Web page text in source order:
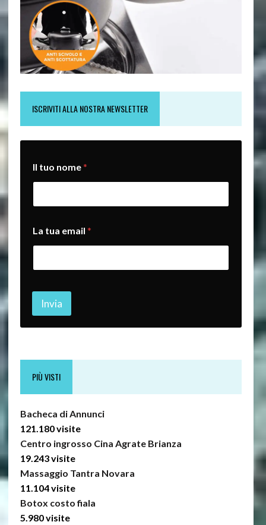
ISCRIVITI ALLA NOSTRA NEWSLETTER
o
m
I
*
Il tuo nome*
La tua email *
Invia
PIÙ VISTI
Bacheca di Annunci
121.180 visite
Centro ingrosso Cina Agrate Brianza
19.243 visite
Massaggio Tantra Novara
11.104 visite
Botox costo fiala
5.980 visite